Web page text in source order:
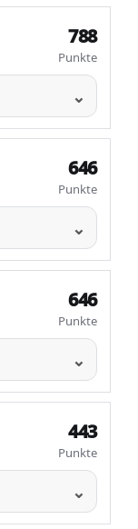
788
Punkte
646
Punkte
646
Punkte
443
Punkte